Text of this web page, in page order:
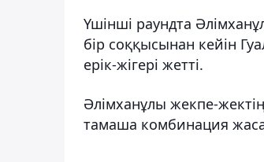
Үшінші раундта
бір соққысынан кейін
ерік-жігері жетті.
Әлімханұлы жекпе-
тамаша комбинация